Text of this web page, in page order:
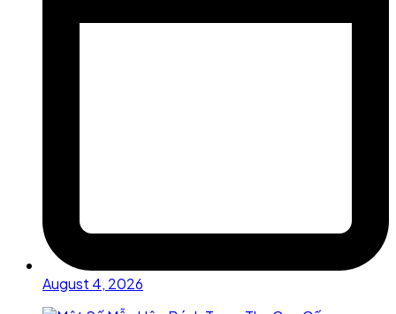
August 4, 2026